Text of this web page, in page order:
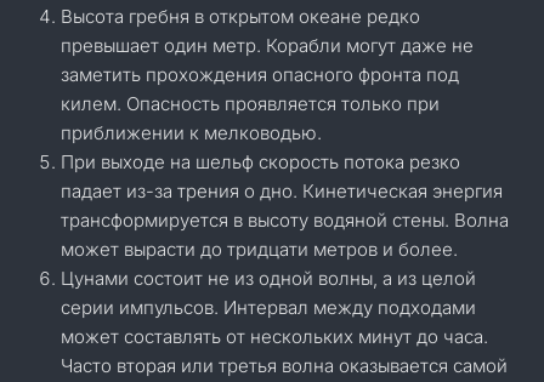
Высота гребня в открытом океане редко
превышает один метр. Корабли могут даже не
заметить прохождения опасного фронта под
килем. Опасность проявляется только при
приближении к мелководью.
При выходе на шельф скорость потока резко
падает из-за трения о дно. Кинетическая энергия
трансформируется в высоту водяной стены. Волна
может вырасти до тридцати метров и более.
Цунами состоит не из одной волны, а из целой
серии импульсов. Интервал между подходами
может составлять от нескольких минут до часа.
Часто вторая или третья волна оказывается самой